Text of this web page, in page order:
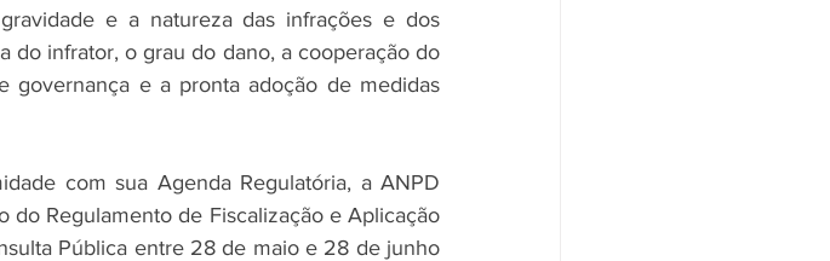
e a natureza das infrações e dos
do infrator, o grau do dano, a cooperação do
governança e a pronta adoção de medidas
com sua Agenda Regulatória, a ANPD
do Regulamento de Fiscalização e Aplicação
Pública entre 28 de maio e 28 de junho